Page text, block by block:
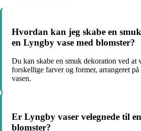
Hvordan kan jeg skabe en
en Lyngby vase med blomster?
Du kan skabe en smuk dekoration ved at
forskellige farver og former, arrangeret
vasen.
Er Lyngby vaser velegnede til
blomster?